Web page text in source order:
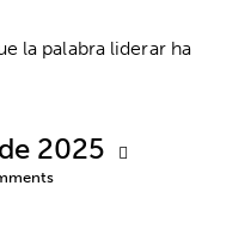
la palabra liderar ha
2025